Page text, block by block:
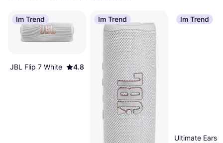
Im Trend
JBL Flip 7 White 4.8
Im Trend Im Trend
Ultimate Ears